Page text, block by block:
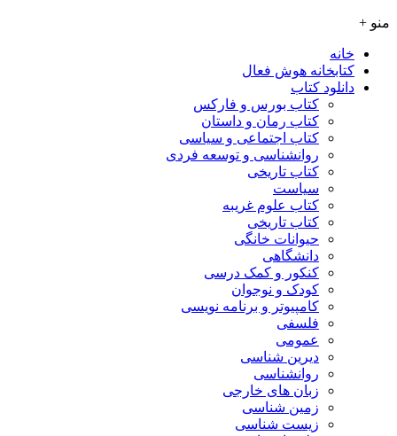
منو +
خانه
کتابخانه هوش فعال
دانلود کتاب
کتاب بورس و فارکس
کتاب رمان و داستان
کتاب اجتماعی و سیاسی
روانشناسی و توسعه فردی
کتاب تاریخی
سیاست
کتاب علوم غریبه
کتاب تاریخی
حیوانات خانگی
دانشگاهی
کنکور و کمک‌ درسی
کودک و نوجوان
کامپیوتر و برنامه نویسی
فلسفی
عمومی
دیرین شناسی
روانشناسی
زبان های خارجی
زمین شناسی
زیست شناسی